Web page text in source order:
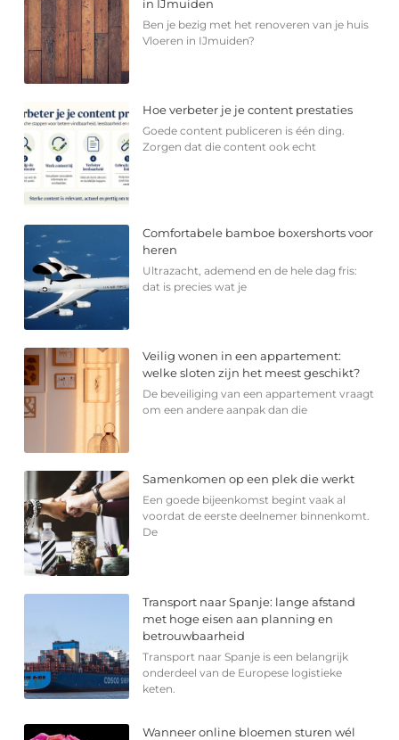
in IJmuiden
Ben je bezig met het renoveren van je huis
Vloeren in IJmuiden?
Hoe verbeter je je content prestaties
Goede content publiceren is één ding.
Zorgen dat die content ook echt
Comfortabele bamboe boxershorts voor
heren
Ultrazacht, ademend en de hele dag fris:
dat is precies wat je
Veilig wonen in een appartement:
welke sloten zijn het meest geschikt?
De beveiliging van een appartement vraagt
om een andere aanpak dan die
Samenkomen op een plek die werkt
Een goede bijeenkomst begint vaak al
voordat de eerste deelnemer binnenkomt.
De
Transport naar Spanje: lange afstand
met hoge eisen aan planning en
betrouwbaarheid
Transport naar Spanje is een belangrijk
onderdeel van de Europese logistieke
keten.
Wanneer online bloemen sturen wél